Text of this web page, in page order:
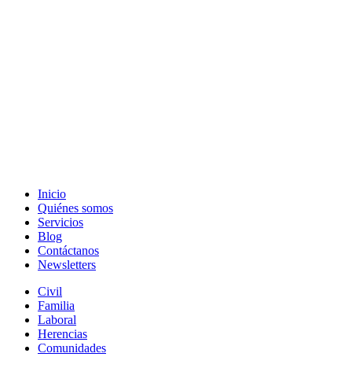
Inicio
Quiénes somos
Servicios
Blog
Contáctanos
Newsletters
Civil
Familia
Laboral
Herencias
Comunidades